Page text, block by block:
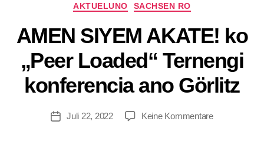
AKTUELUNO SACHSEN RO
AMEN SIYEM AKATE! ko
„Peer Loaded“ Ternengi
konferencia ano Görlitz
B
y
W
Si
Juli 22, 2022 Keine Kommentare